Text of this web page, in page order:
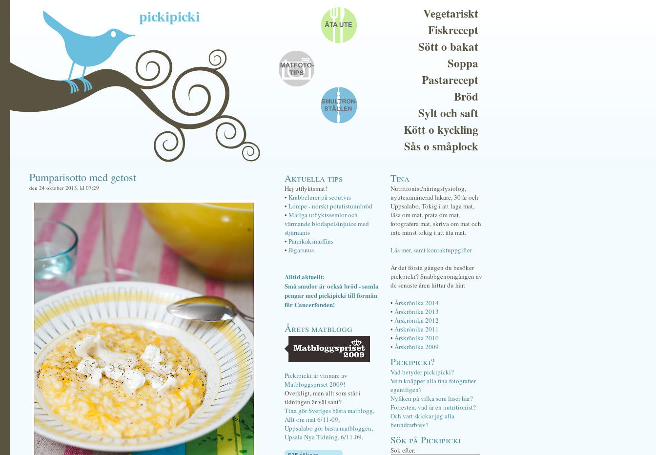
pickipicki
Vegetariskt
Fiskrecept
Sött o bakat
Soppa
Pastarecept
Bröd
Sylt och saft
Kött o kyckling
Sås o småplock
Pumparisotto med getost
den 24 oktober 2013, kl 07:29
Aktuella tips
Hej utflyktsmat!
• Krabbelurer på scoutvis
• Lompe - norskt potatistunnbröd
• Matiga utflyktssemlor och
värmande blodapelsinjuice med
stjärnanis
• Pannkaksmuffins
• Jägarsnus
Alltid aktuellt:
Små smulor är också bröd - samla
pengar med pickipicki till förmån
för Cancerfonden!
Årets matblogg
Pickipicki är vinnare av
Matbloggspriset 2009!
Overkligt, men allt som står i
tidningen är väl sant?
Tina gör Sveriges bästa matblogg,
Allt om mat 6/11-09,
Uppsalabo gör bästa matbloggen,
Upsala Nya Tidning, 6/11-09.
Tina
Nutritionist/näringsfysiolog,
nyutexaminerad läkare, 30 år och
Uppsalabo. Tokig i att laga mat,
läsa om mat, prata om mat,
fotografera mat, skriva om mat och
inte minst tokig i att äta mat.
Läs mer, samt kontaktuppgifter
Är det första gången du besöker
pickpicki? Snabbgenomgången av
de senaste åren hittar du här:
• Årskrönika 2014
• Årskrönika 2013
• Årskrönika 2012
• Årskrönika 2011
• Årskrönika 2010
• Årskrönika 2009
Pickipicki?
Vad betyder pickipicki?
Vem knäpper alla fina fotografier
egentligen?
Nyfiken på vilka som läser här?
Förresten, vad är en nutritionist?
Och vart skickar jag alla
beundrarbrev?
Sök på Pickipicki
Sök efter: